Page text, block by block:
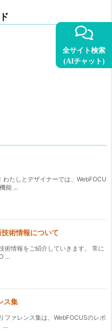
わたしとデザイナーでは、WebFOCU
能 ...
術情報について
術情報をご紹介していきます。 常に
...
ス集
ファレンス集は、WebFOCUSのレポ
...
全サイト検索
(AIチャット)